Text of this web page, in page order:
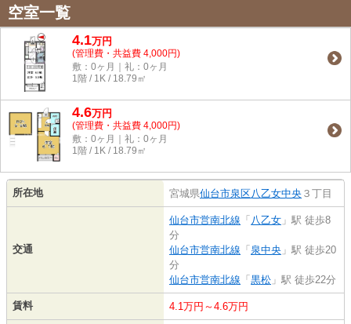
空室一覧
4.1万円
(管理費・共益費 4,000円)
敷：0ヶ月｜礼：0ヶ月
1階 / 1K / 18.79㎡
4.6万円
(管理費・共益費 4,000円)
敷：0ヶ月｜礼：0ヶ月
1階 / 1K / 18.79㎡
所在地 宮城県仙台市泉区八乙女中央 ３丁目
交通
仙台市営南北線 「 八乙女 」駅 徒歩8
分
仙台市営南北線 「 泉中央 」駅 徒歩20
分
仙台市営南北線 「 黒松 」駅 徒歩22分
賃料 4.1万円～4.6万円